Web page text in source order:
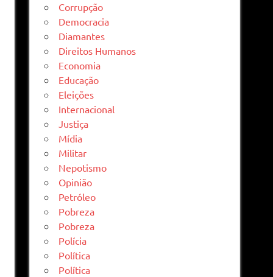
Corrupção
Democracia
Diamantes
Direitos Humanos
Economia
Educação
Eleições
Internacional
Justiça
Mídia
Militar
Nepotismo
Opinião
Petróleo
Pobreza
Pobreza
Polícia
Política
Política